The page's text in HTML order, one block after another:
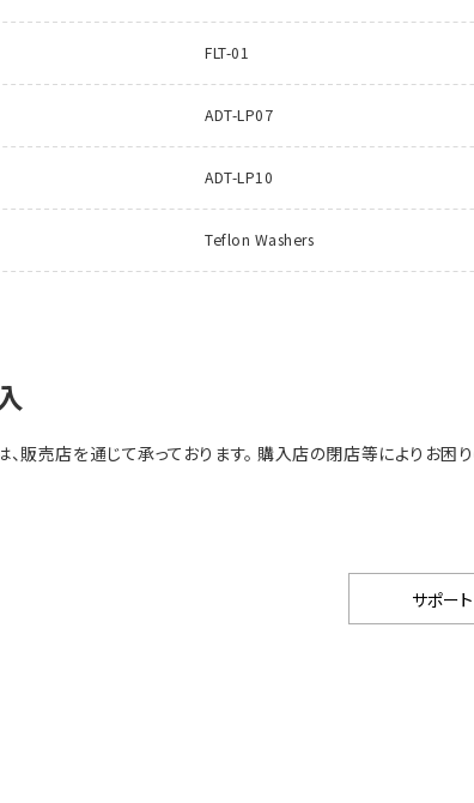
FLT-01
ADT-LP07
ADT-LP10
Teflon Washers
販売店を通じて承っております。 購入店の閉店等によりお困り
サポー